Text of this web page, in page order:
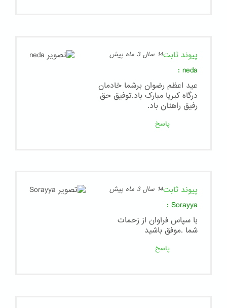
پیوند ثابت14 سال 3 ماه پیش
neda
:
عید اعظم رضوان برشما خادمان
درگاه کبریا مبارک باد.توفیق حق
رفیق راهتان باد.
پاسخ
پیوند ثابت14 سال 3 ماه پیش
Sorayya
:
با سپاس فراوان از زحمات
شما .موفق باشید
پاسخ